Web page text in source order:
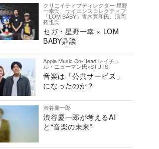
クリエイティブディレクター 星野
一幸氏、サイエンスコレクティブ
「LOM BABY」青木寛和氏、浪岡
拓也氏
セガ・星野一幸 × LOM
BABY鼎談
Apple Music Co-Head レイチェ
ル・ニューマン氏×STUTS
音楽は「公共サービス」
になったのか？
渋谷慶一郎
渋谷慶一郎が考えるAI
と“音楽の未来”